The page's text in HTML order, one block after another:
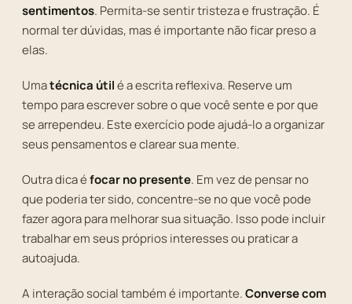
sentimentos. Permita-se sentir tristeza e frustração. É
normal ter dúvidas, mas é importante não ficar preso a
elas.
Umatécnica útilé a escrita reflexiva. Reserve um
tempo para escrever sobre o que você sente e por que
se arrependeu. Este exercício pode ajudá-lo a organizar
seus pensamentos e clarear sua mente.
Outra dica éfocar no presente. Em vez de pensar no
que poderia ter sido, concentre-se no que você pode
fazer agora para melhorar sua situação. Isso pode incluir
trabalhar em seus próprios interesses ou praticar a
autoajuda.
A interação social também é importante.Converse com